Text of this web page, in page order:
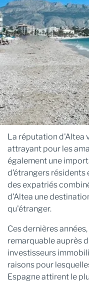
La réputation d'Altea
attrayant pour les
également une
d’étrangers
des expatriés
d'Altea une
qu'étranger.
Ces dernières
remarquable auprès
investisseurs
raisons pour
Espagne attirent le